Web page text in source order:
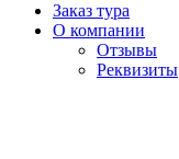
Заказ тура
О компании
Отзывы
Реквизиты